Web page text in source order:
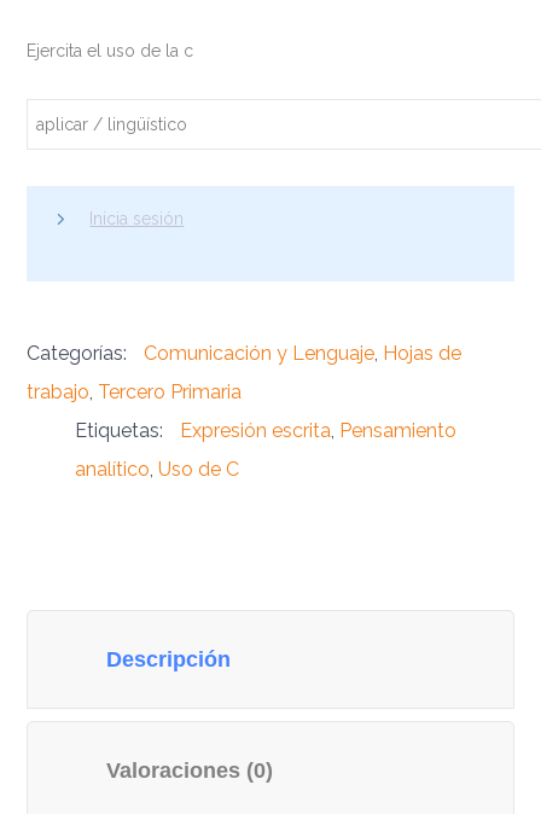
Ejercita el uso de la c
aplicar / lingüístico
Inicia sesión
Categorías: Comunicación y Lenguaje Hojas de
trabajo Tercero Primaria
Etiquetas:
Expresión escrita Pensamiento
analítico ,Uso de C
Descripción
Valoraciones (0)